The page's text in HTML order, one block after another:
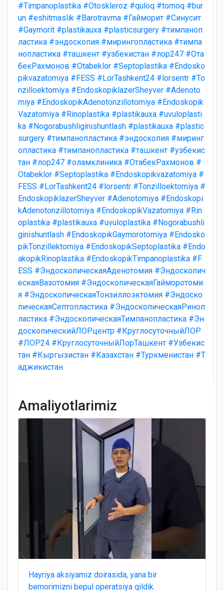
#Timpanoplastika #Otoskleroz #quloq #tomoq #bur
un #eshitmaslik #Barotravma #Гайморит #Синусит
#Gaymorit #plastikauxa #plasticsurgery #тимпаноп
ластика #эндоскопия #мирингопластика #тимпа
нопластика #ташкент #узбекистан #лор247 #Ота
бекРахмонов #Otabeklor #Septoplastika #Endosko
pikvazatomiya #FESS #LorTashkent24 #lorsentr #To
nzilloektomiya #EndoskopiklazerSheyver #Adenoto
miya #EndoskopikAdenotonzillotomiya #Endoskopik
Vazatomiya #Rinoplastika #plastikauxa #uvuloplasti
ka #Nogorabushliginishuntlash #plastikauxa #plastic
surgery #тимпанопластика #эндоскопия #миринг
опластика #тимпанопластика #ташкент #узбекис
тан #лор247 #оламклиника #ОтабекРахмонов #
Otabeklor #Septoplastika #Endoskopikvazatomiya #
FESS #LorTashkent24 #lorsentr #Tonzilloektomiya #
EndoskopiklazerSheyver #Adenotomiya #Endoskopi
kAdenotonzillotomiya #EndoskopikVazatomiya #Rin
oplastika #plastikauxa #uvuloplastika #Nogorabushli
ginishuntlash #EndoskopikGaymorotomiya #Endosko
pikTonzillektomiya #EndoskopikSeptoplastika #Endo
akopikRinoplastika #EndoskopikTimpanoplastika #F
ESS #ЭндоскопическаяАденотомия #Эндоскопич
ескаяВазотомия #ЭндоскопическаяГайморотоми
я #ЭндоскопическаяТонзиллоэктомия #Эндоско
пическаяСептопластика #ЭндоскопическаяРиноп
ластика #ЭндоскопическаяТимпанопластика #Эн
доскопическийЛОРцентр #КруглосуточныйЛОР
#ЛОР24 #КруглосуточныйЛорТашкент #Узбекис
тан #Кыргызистан #Казахстан #Туркменистан #Т
аджикистан
Amaliyotlarimiz
Hayriya aksiyamiz doirasida, yana bir
bemorimizni bepul operatsiya qildik.